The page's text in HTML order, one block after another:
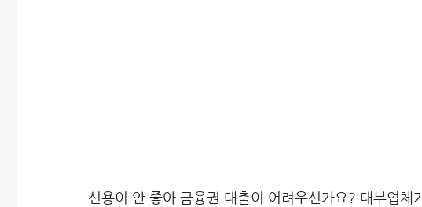
신용이 안 좋아 금융권 대출이 어려우신가요? 대부업체